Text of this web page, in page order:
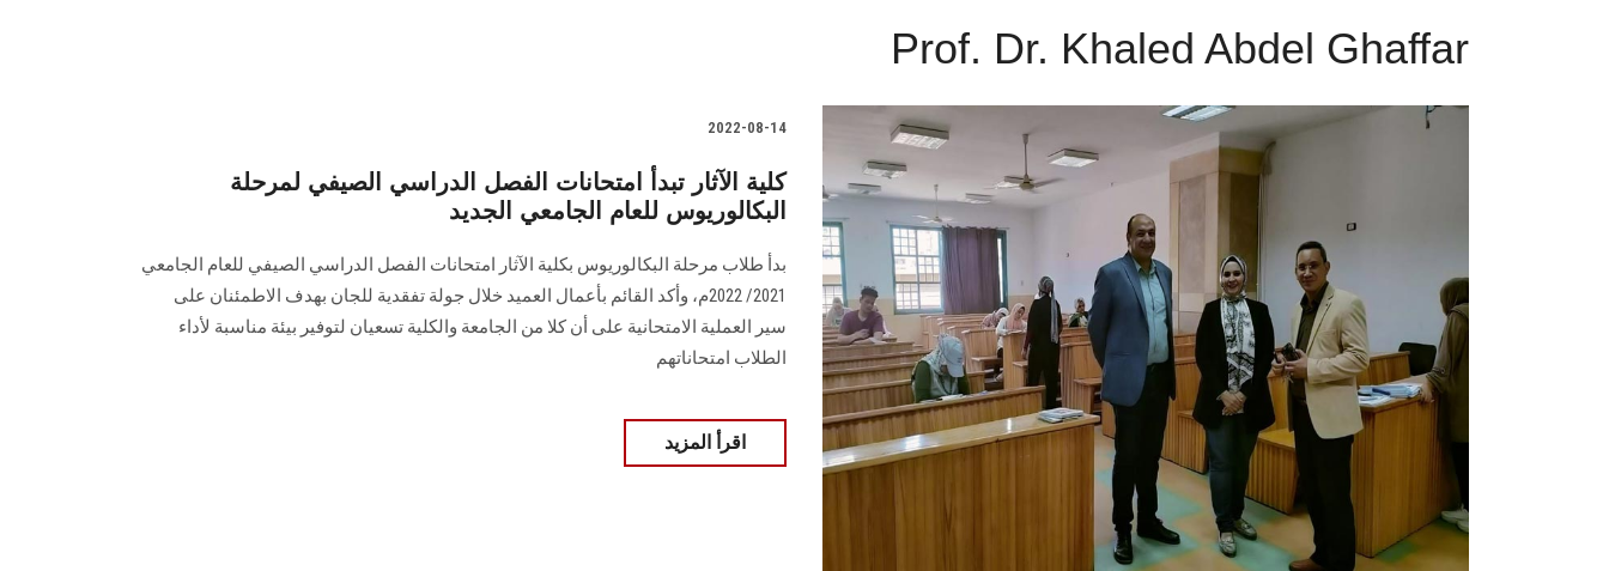
Prof. Dr. Khaled Abdel Ghaffar
2022-08-14
كلية الآثار تبدأ امتحانات الفصل الدراسي الصيفي لمرحلة
البكالوريوس للعام الجامعي الجديد
بدأ طلاب مرحلة البكالوريوس بكلية الآثار امتحانات الفصل الدراسي الصيفي للعام الجامعي
2021/ 2022م، وأكد القائم بأعمال العميد خلال جولة تفقدية للجان بهدف الاطمئنان على
سير العملية الامتحانية على أن كلا من الجامعة والكلية تسعيان لتوفير بيئة مناسبة لأداء
الطلاب امتحاناتهم
اقرأ المزيد